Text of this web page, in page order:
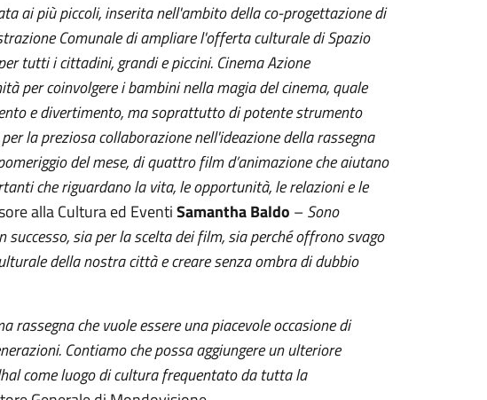
ai più piccoli, inserita nell'ambito della co-progettazione di
Comunale di ampliare l'offerta culturale di Spazio
tutti i cittadini, grandi e piccini. Cinema Azione
per coinvolgere i bambini nella magia del cinema, quale
e divertimento, ma soprattutto di potente strumento
la preziosa collaborazione nell'ideazione della rassegna
del mese, di quattro film d’animazione che aiutano
che riguardano la vita, le opportunità, le relazioni e le
alla Cultura ed EventiSamantha Baldo –Sono
sia per la scelta dei film, sia perché offrono svago
della nostra città e creare senza ombra di dubbio
che vuole essere una piacevole occasione di
Contiamo che possa aggiungere un ulteriore
come luogo di cultura frequentato da tutta la